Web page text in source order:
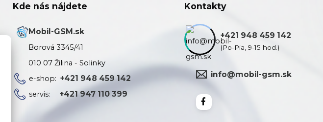
Kde nás nájdete
Mobil-GSM.sk
Borová 3345/41
010 07 Žilina - Solinky
e-shop:+421 948 459 142
servis:+421 947 110 399
Kontakty
+421 948 459 142
(Po-Pia, 9-15 hod.)
info@mobil-gsm.sk